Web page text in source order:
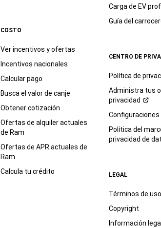
COSTO
Ver incentivos y ofertas
Incentivos nacionales
Calcular pago
Busca el valor de canje
Obtener cotización
Ofertas de alquiler actuales
de Ram
Ofertas de APR actuales de
Ram
Calcula tu crédito
Carga de EV
Guía del
CENTRO DE
Política de
Administra tus
privacidad
Configuraciones
Política del
privacidad de
LEGAL
Términos de uso
Copyright
Información